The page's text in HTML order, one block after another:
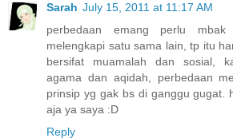
Sarah July 15, 2011 at 11:17 AM
perbedaan emang perlu
melengkapi satu sama lain, tp itu
bersifat muamalah dan sosial,
agama dan aqidah, perbedaan
prinsip yg gak bs di ganggu gugat.
aja ya saya :D
Reply